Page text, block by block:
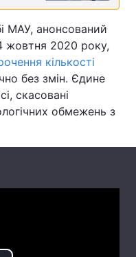
МАУ, анонсований
жовтня 2020 року,
кількості
без змін. Єдине
скасовані
обмежень з